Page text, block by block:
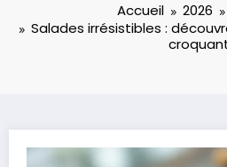
Accueil 2026
Salades irrésistibles :